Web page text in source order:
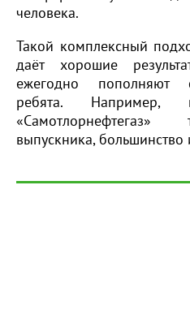
человека.
Такой комплексный
даёт хорошие
ежегодно пополняют
ребята.
«Самотлорнефтегаз»
выпускника,